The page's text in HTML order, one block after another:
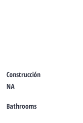
Construcción
NA
Bathrooms